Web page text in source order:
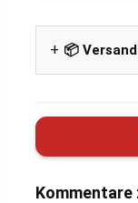
📦
Kommentare